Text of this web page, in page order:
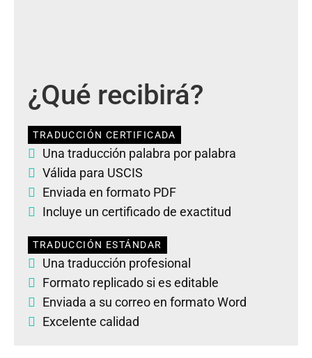
¿Qué recibirá?
TRADUCCIÓN CERTIFICADA
Una traducción palabra por palabra
Válida para USCIS
Enviada en formato PDF
Incluye un certificado de exactitud
TRADUCCIÓN ESTÁNDAR
Una traducción profesional
Formato replicado si es editable
Enviada a su correo en formato Word
Excelente calidad